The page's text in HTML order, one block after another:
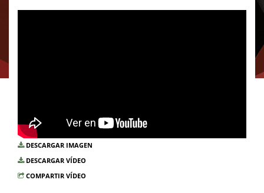
DESCARGAR IMAGEN
DESCARGAR VÍDEO
COMPARTIR VÍDEO